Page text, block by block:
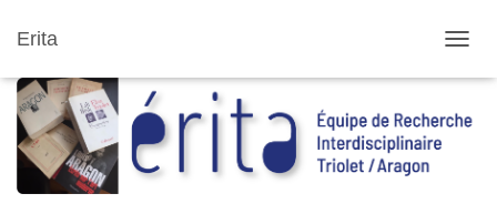
Erita